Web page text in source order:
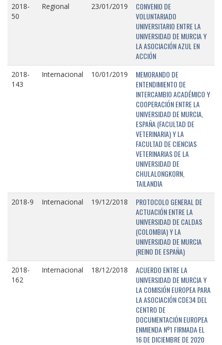
2018-
50
Regional 23/01/2019
CONVENIO DE
VOLUNTARIADO
UNIVERSITARIO ENTRE LA
UNIVERSIDAD DE MURCIA Y
LA ASOCIACIÓN AZUL EN
ACCIÓN
2018-
143
Internacional 10/01/2019
MEMORANDO DE
ENTENDIMIENTO DE
INTERCAMBIO ACADÉMICO Y
COOPERACIÓN ENTRE LA
UNIVERSIDAD DE MURCIA,
ESPAÑA (FACULTAD DE
VETERINARIA) Y LA
FACULTAD DE CIENCIAS
VETERINARIAS DE LA
UNIVERSIDAD DE
CHULALONGKORN,
TAILANDIA
2018-9 Internacional 19/12/2018
PROTOCOLO GENERAL DE
ACTUACIÓN ENTRE LA
UNIVERSIDAD DE CALDAS
(COLOMBIA) Y LA
UNIVERSIDAD DE MURCIA
(REINO DE ESPAÑA)
2018-
162
Internacional 18/12/2018
ACUERDO ENTRE LA
UNIVERSIDAD DE MURCIA Y
LA COMISIÓN EUROPEA PARA
LA ASOCIACIÓN CDE34 DEL
CENTRO DE
DOCUMENTACIÓN EUROPEA
ENMIENDA Nº1 FIRMADA EL
16 DE DICIEMBRE DE 2020